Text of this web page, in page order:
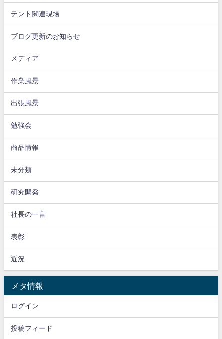
テント関連現場
ブログ更新のお知らせ
メディア
作業風景
出張風景
勉強会
商品情報
未分類
研究開発
社長の一言
表彰
近況
メタ情報
ログイン
投稿フィード